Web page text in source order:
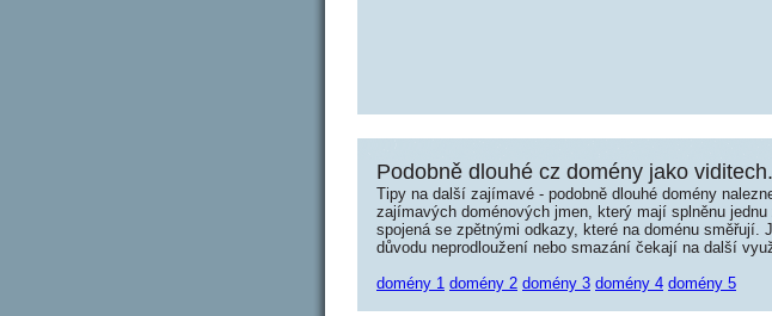
Podobně dlouhé cz domény jako
Tipy na další zajímavé - podobně dlouhé domény
zajímavých doménových jmen, který mají splněnu
spojená se zpětnými odkazy, které na doménu
důvodu neprodloužení nebo smazání čekají na další
domény 1 domény 2 domény 3 domény 4 domény 5